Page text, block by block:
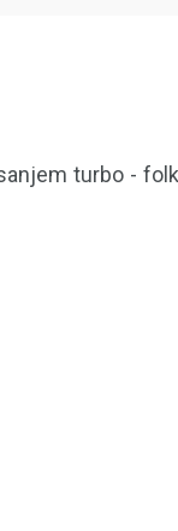
turbo -